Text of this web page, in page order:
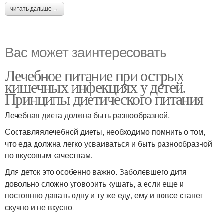
читать дальше →
Вас может заинтересовать
Лечебное питание при острых
кишечных инфекциях у детей.
Принципы диетического питания
Лечебная диета должна быть разнообразной.
Составляялечебной диеты, необходимо помнить о том,
что еда должна легко усваиваться и быть разнообразной
по вкусовым качествам.
Для деток это особенно важно. Заболевшего дитя
довольно сложно уговорить кушать, а если еще и
постоянно давать одну и ту же еду, ему и вовсе станет
скучно и не вкусно.